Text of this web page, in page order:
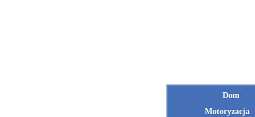
Dom
Motoryzacja